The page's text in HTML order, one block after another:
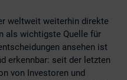
weltweit weiterhin direkte
als wichtigste Quelle für
ansehen ist
erkennbar: seit der letzten
von Investoren und